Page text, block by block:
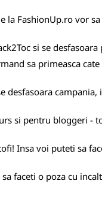
la FashionUp.ro vor
si se
sa primeasca
desfasoara
si pentru bloggeri -
Insa voi puteti sa
faceti o poza cu